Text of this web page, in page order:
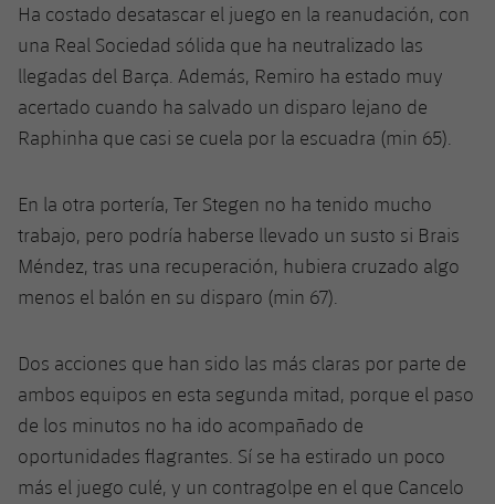
Calendario
Resultados
Voleibol masculino
Voleibol femenino
Apúntate a las amateurs
Carnet de las Secciones Amateurs
PLUSICON
MÁS
League of Legends
VALORANT Rising
VALORANT Game Changers
eFootball
Ha costado desatascar el juego en la reanudación, con
una Real Sociedad sólida que ha neutralizado las
llegadas del Barça. Además, Remiro ha estado muy
acertado cuando ha salvado un disparo lejano de
Raphinha que casi se cuela por la escuadra (min 65).
En la otra portería, Ter Stegen no ha tenido mucho
trabajo, pero podría haberse llevado un susto si Brais
Méndez, tras una recuperación, hubiera cruzado algo
menos el balón en su disparo (min 67).
Dos acciones que han sido las más claras por parte de
ambos equipos en esta segunda mitad, porque el paso
de los minutos no ha ido acompañado de
oportunidades flagrantes. Sí se ha estirado un poco
más el juego culé, y un contragolpe en el que Cancelo